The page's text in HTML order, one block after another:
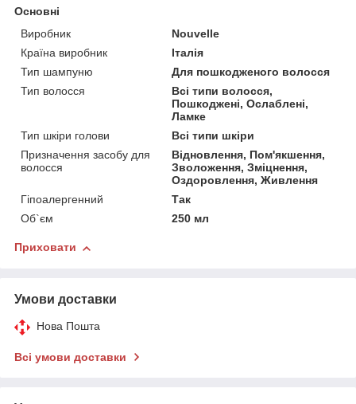
Основні
Виробник
Nouvelle
Країна виробник
Італія
Тип шампуню
Для пошкодженого волосся
Тип волосся
Всі типи волосся,
Пошкоджені, Ослаблені,
Ламке
Тип шкіри голови
Всі типи шкіри
Призначення засобу для
волосся
Відновлення, Пом'якшення,
Зволоження, Зміцнення,
Оздоровлення, Живлення
Гіпоалергенний
Так
Об`єм
250 мл
Приховати
Умови доставки
Нова Пошта
Всі умови доставки